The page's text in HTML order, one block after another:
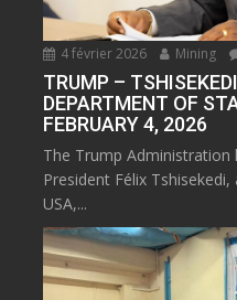
4 février 2026 Mining
TRUMP –
DEPARTMENT OF
FEBRUARY 4, 2026
The Trump
President Félix
USA,...